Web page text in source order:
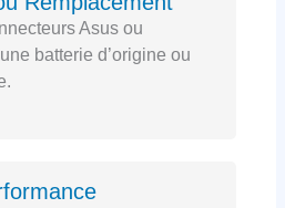
Asus ou
batterie d’origine ou